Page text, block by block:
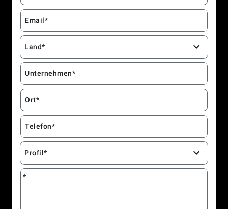
Email*
Land*
Unternehmen*
Ort*
Telefon*
Profil*
*